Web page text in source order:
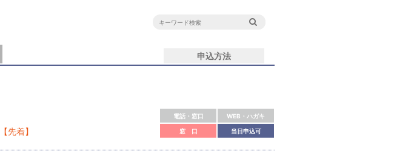
申込方法
【先着】
電話・窓口 WEB・ハガキ
窓 口 当日申込可